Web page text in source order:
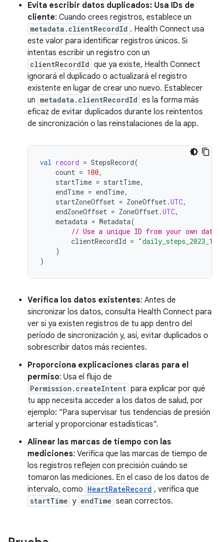
Evita escribir datos duplicados: Usa IDs de
cliente: Cuando crees registros, establece un
metadata.clientRecordId . Health Connect usa
este valor para identificar registros únicos. Si
intentas escribir un registro con un
clientRecordId que ya existe, Health Connect
ignorará el duplicado o actualizará el registro
existente en lugar de crear uno nuevo. Establecer
un metadata.clientRecordId es la forma más
eficaz de evitar duplicados durante los reintentos
de sincronización o las reinstalaciones de la app.
val record = StepsRecord(
count = 100,
startTime = startTime,
endTime = endTime,
startZoneOffset = ZoneOffset.UTC,
endZoneOffset = ZoneOffset.UTC,
metadata = Metadata(
// Use a unique ID from your own
clientRecordId =
)
)
Verifica los datos existentes: Antes de
sincronizar los datos, consulta Health Connect para
ver si ya existen registros de tu app dentro del
período de sincronización y, así, evitar duplicados o
sobrescribir datos más recientes.
Proporciona explicaciones claras para el
permiso: Usa el flujo de
Permission.createIntent para explicar por qué
tu app necesita acceder a los datos de salud, por
ejemplo: "Para supervisar tus tendencias de presión
arterial y proporcionar estadísticas".
Alinear las marcas de tiempo con las
mediciones: Verifica que las marcas de tiempo de
los registros reflejen con precisión cuándo se
tomaron las mediciones. En el caso de los datos de
intervalo, como HeartRateRecord , verifica que
startTime y endTime sean correctos.